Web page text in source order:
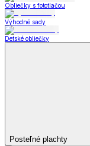
Obliečky s fototlačou
Výhodné sady
Detské obliečky
Posteľné plachty